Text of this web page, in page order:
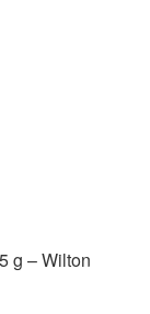
g – Wilton